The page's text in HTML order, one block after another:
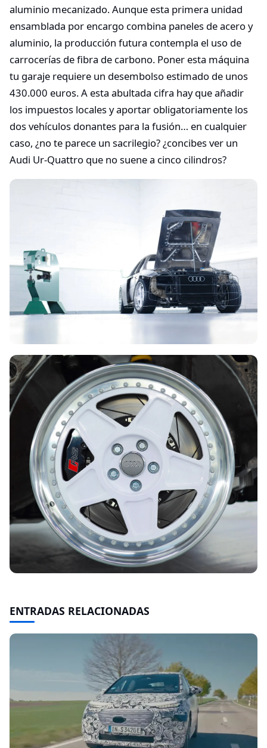
aluminio mecanizado. Aunque esta primera unidad
ensamblada por encargo combina paneles de acero y
aluminio, la producción futura contempla el uso de
carrocerías de fibra de carbono. Poner esta máquina
tu garaje requiere un desembolso estimado de unos
430.000 euros. A esta abultada cifra hay que añadir
los impuestos locales y aportar obligatoriamente los
dos vehículos donantes para la fusión… en cualquier
caso, ¿no te parece un sacrilegio? ¿concibes ver un
Audi Ur-Quattro que no suene a cinco cilindros?
ENTRADAS RELACIONADAS